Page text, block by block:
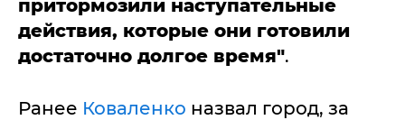
притормозили наступательные
действия, которые они готовили
достаточно долгое время".
Ранее Коваленко назвал город, за